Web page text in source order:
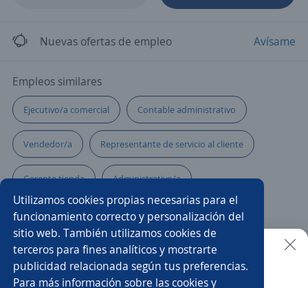
Utilizamos cookies propias necesarias para el
funcionamiento correcto y personalización del
sitio web. También utilizamos cookies de
terceros para fines analíticos y mostrarte
publicidad relacionada según tus preferencias.
Para más información sobre las cookies y
Nuevas ofertas de empleo Avísame
Empleos similares
Ejecutivo/a comercial Contable administrativo
Vendedor/a Representante de servicio al cliente
Gerente tienda Administrativo/a
Asesor/a inmobiliario Administrativo seguros
Analista de compras Administrativo ventas
Administrativo comercial Asesor/a comercial
Buscar es más fácil en la app